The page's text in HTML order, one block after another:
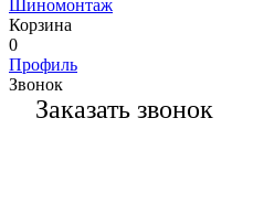
Шиномонтаж
Корзина
0
Профиль
Звонок
Заказать звонок